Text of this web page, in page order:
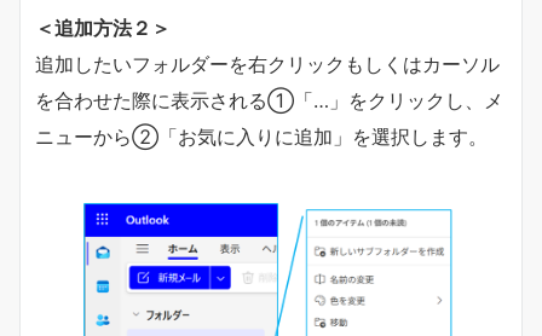
＜追加方法２＞
追加したいフォルダーを右クリックもしくはカーソル
を合わせた際に表示される①「…」をクリックし、メ
ニューから②「お気に入りに追加」を選択します。